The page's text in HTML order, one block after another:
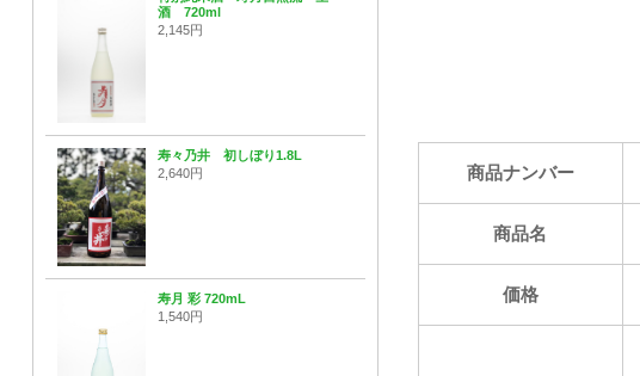
商品ナンバー
商品名
価格
酒 720ml
2,145円
寿々乃井 初しぼり1.8L
2,640円
寿月 彩 720mL
1,540円